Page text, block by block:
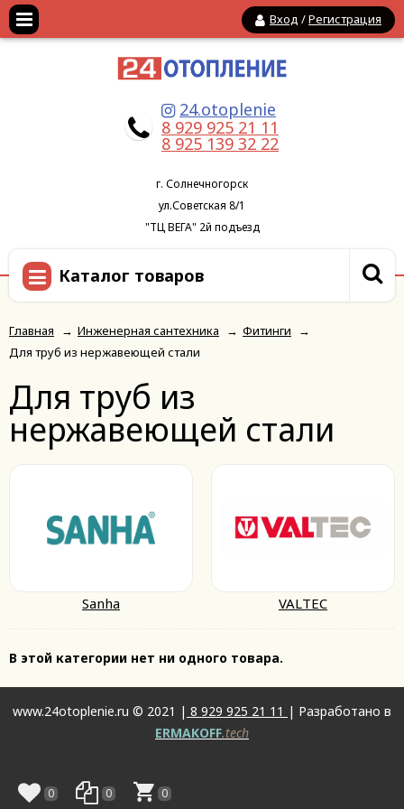
Вход /Регистрация
24.otoplenie
8 929 925 21 11
8 925 139 32 22
г. Солнечногорск
ул.Советская 8/1
"ТЦ ВЕГА" 2й подъезд
Каталог товаров
Главная → Инженерная сантехника → Фитинги
→
Для труб из нержавеющей стали
Для труб из
нержавеющей стали
Sanha VALTEC
В этой категории нет ни одного товара.
www.24otoplenie.ru © 2021 | 8 929 925 21 11 | Разработано в
ERMAKOFF.tech
0 0 0